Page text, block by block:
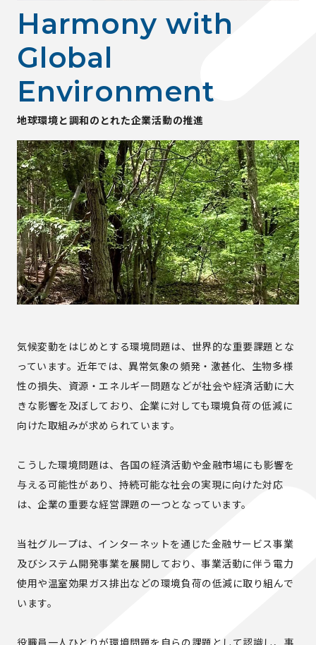
Harmony with
Global
Environment
地球環境と調和の とれた企業活動の推進
気候変動をはじめとする環境問題は、世界的な重要課題とな
っています。近年では、異常気象の頻発・激甚化、生物多様
性の損失、資源・エネルギー問題などが社会や経済活動に大
きな影響を及ぼしており、企業に対しても環境負荷の低減に
向けた取組みが求められています。
こうした環境問題は、各国の経済活動や金融市場にも影響を
与える可能性があり、持続可能な社会の実現に向けた対応
は、企業の重要な経営課題の一つとなっています。
当社グループは、インターネットを通じた金融サービス事業
及びシステム開発事業を展開しており、事業活動に伴う電力
使用や温室効果ガス排出などの環境負荷の低減に取り組んで
います。
役職員一人ひとりが環境問題を自らの課題として認識し、事